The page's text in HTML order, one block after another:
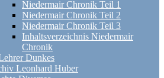
Niedermair Chronik Teil 1
Niedermair Chronik Teil 2
Niedermair Chronik Teil 3
Inhaltsverzeichnis Niedermair
Chronik
Dunkes
Leonhard Huber